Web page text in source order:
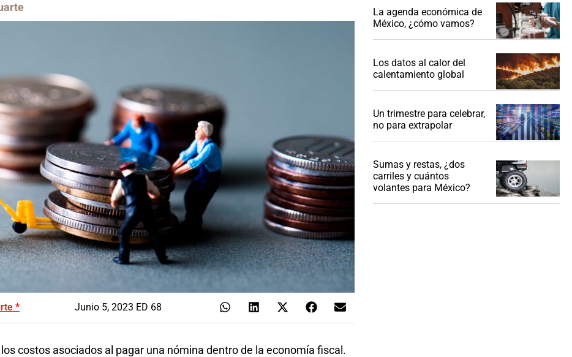
* Junio 5, 2023 ED 68
costos asociados al pagar una nómina dentro de la economía fiscal.
La agenda económica de
México, ¿cómo vamos?
Los datos al calor del
calentamiento global
Un trimestre para celebrar,
no para extrapolar
Sumas y restas, ¿dos
carriles y cuántos
volantes para México?